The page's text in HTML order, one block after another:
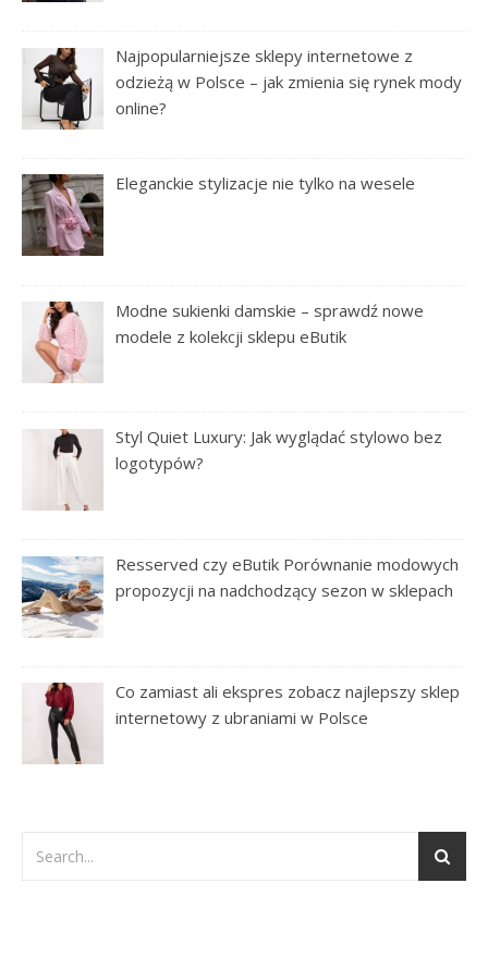
Najpopularniejsze sklepy internetowe z
odzieżą w Polsce – jak zmienia się rynek mody
online?
Eleganckie stylizacje nie tylko na wesele
Modne sukienki damskie – sprawdź nowe
modele z kolekcji sklepu eButik
Styl Quiet Luxury: Jak wyglądać stylowo bez
logotypów?
Resserved czy eButik Porównanie modowych
propozycji na nadchodzący sezon w sklepach
Co zamiast ali ekspres zobacz najlepszy sklep
internetowy z ubraniami w Polsce